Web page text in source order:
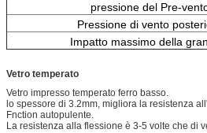
pressione del Pre-
Pressione di vento
Impatto massimo della
Vetro temperato
Vetro impresso temperato ferro basso.
lo spessore di 3.2mm, migliora la resistenza
Fnction autopulente.
La resistenza alla flessione è 3-5 volte che di